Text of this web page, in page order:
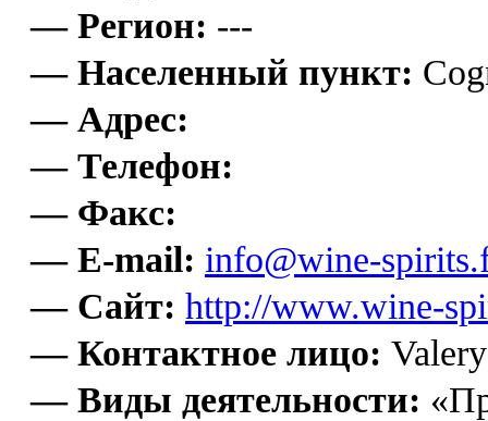
— Регион: ---
— Населенный пункт:
— Адрес:
— Телефон:
— Факс:
— E-mail: info@wine-
— Сайт: http://www.wine-
— Контактное лицо:
— Виды деятельности: